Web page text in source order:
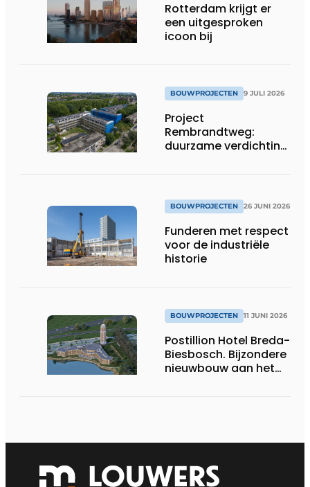
Rotterdam krijgt er
een uitgesproken
icoon bij
BOUWPROJECTEN 9 JULI 2026
Project
Rembrandtweg:
duurzame verdichting
BOUWPROJECTEN 26 JUNI 2026
Funderen met respect
voor de industriële
historie
BOUWPROJECTEN 11 JUNI 2026
Postillion Hotel Breda-
Biesbosch. Bijzondere
nieuwbouw aan het